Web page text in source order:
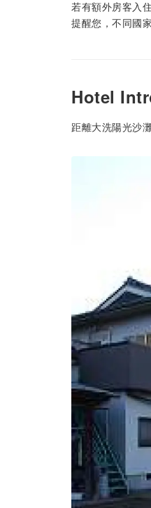
若有額外房客入
提醒您，不同國
Hotel
距離大洗陽光沙